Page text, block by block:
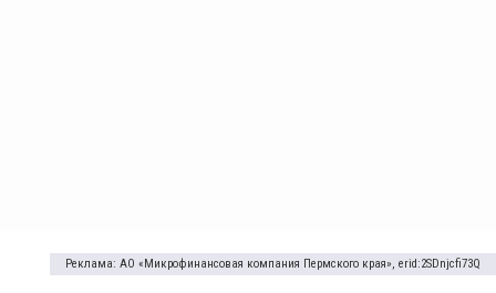
Реклама: АО «Микрофинансовая компания Пермского края», erid:2SDnjcfi73Q